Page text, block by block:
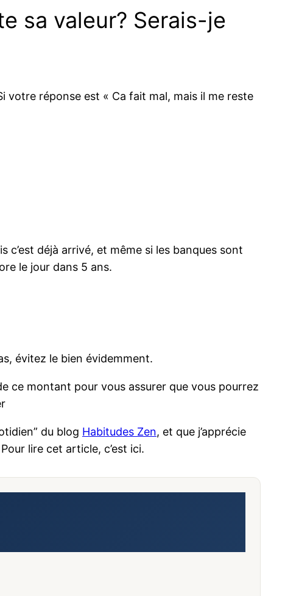
sa valeur? Serais-je
votre réponse est « Ca fait mal, mais il me reste
c’est déjà arrivé, et même si les banques sont
le jour dans 5 ans.
évitez le bien évidemment.
ce montant pour vous assurer que vous pourrez
du blog Habitudes Zen, et que j’apprécie
lire cet article, c’est ici.